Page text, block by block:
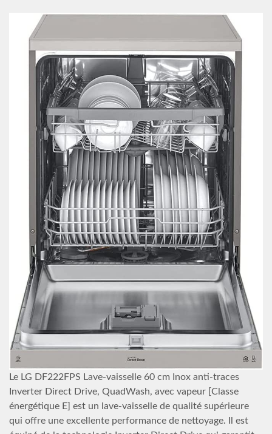
Le LG DF222FPS Lave-vaisselle 60 cm Inox anti-traces
Inverter Direct Drive, QuadWash, avec vapeur [Classe
énergétique E] est un lave-vaisselle de qualité supérieure
qui offre une excellente performance de nettoyage. Il est